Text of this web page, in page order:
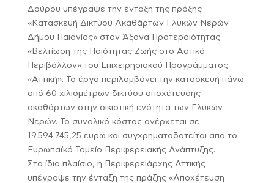
Δούρου υπέγραψε την ένταξη της πράξης
«Κατασκευή Δικτύου Ακαθάρτων Γλυκών Νερών
Δήμου Παιανίας» στον Άξονα Προτεραιότητας
«Βελτίωση της Ποιότητας Ζωής στο Αστικό
Περιβάλλον» του Επιχειρησιακού Προγράμματος
«Αττική». Το έργο περιλαμβάνει την κατασκευή πάνω
από 60 χιλιομέτρων δικτύου αποχέτευσης
ακαθάρτων στην οικιστική ενότητα των Γλυκών
Νερών. Το συνολικό κόστος ανέρχεται σε
19.594.745,25 ευρώ και συγχρηματοδοτείται από το
Ευρωπαϊκό Ταμείο Περιφερειακής Ανάπτυξης.
Στο ίδιο πλαίσιο, η Περιφερειάρχης Αττικής
υπέγραψε την ένταξη της πράξης «Αποχέτευση